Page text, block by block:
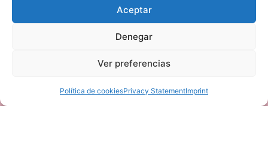
Aceptar
Denegar
Ver preferencias
Política de cookiesPrivacy StatementImprint
Política de cookies
Estoy de acuerdo